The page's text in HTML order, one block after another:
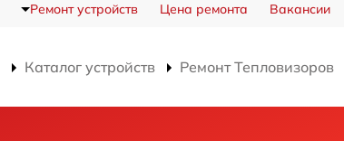
Ремонт устройств Цена ремонта Вакансии
Каталог устройств Ремонт Тепловизоров